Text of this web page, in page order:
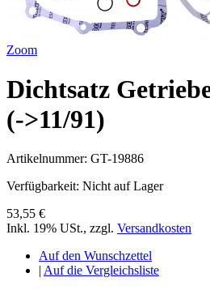
Zoom
Dichtsatz
(->11/91)
Artikelnummer: GT-19886
Verfügbarkeit: Nicht auf Lager
53,55 €
Inkl. 19% USt., zzgl. Versandkosten
Auf den Wunschzettel
| Auf die Vergleichsliste